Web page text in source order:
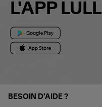
L'APP LULLI
BESOIN D'AIDE ?